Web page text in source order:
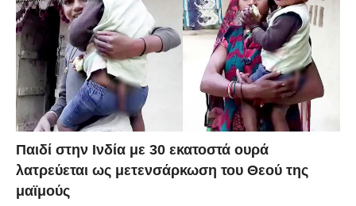
Παιδί στην Ινδία με 30 εκατοστά ουρά
λατρεύεται ως μετενσάρκωση του Θεού της
μαϊμούς